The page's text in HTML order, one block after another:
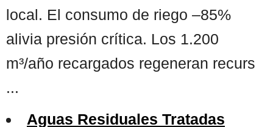
local. El consumo de riego –85%
alivia presión crítica. Los 1.200
m³/año recargados regeneran recurs
...
Aguas Residuales Tratadas